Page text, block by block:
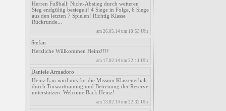
Herren Fußball: Nicht-Abstieg durch weiteren
Sieg endgültig besiegelt! 4 Siege in Folge, 6 Siege
aus den letzten 7 Spielen! Richtig Klasse
Rückrunde...
am 26.05.14 um 10:53 Uhr
Stefan
Herzliche Willkommen Heinz!!!!
am 17.02.14 um 22:11 Uhr
Daniele Armadoro
Heinz Lau wird uns für die Mission Klassenerhalt
durch Torwarttraining und Betreuung der Reserve
unterstützen. Welcome Back Heinz!
am 13.02.14 um 22:32 Uhr